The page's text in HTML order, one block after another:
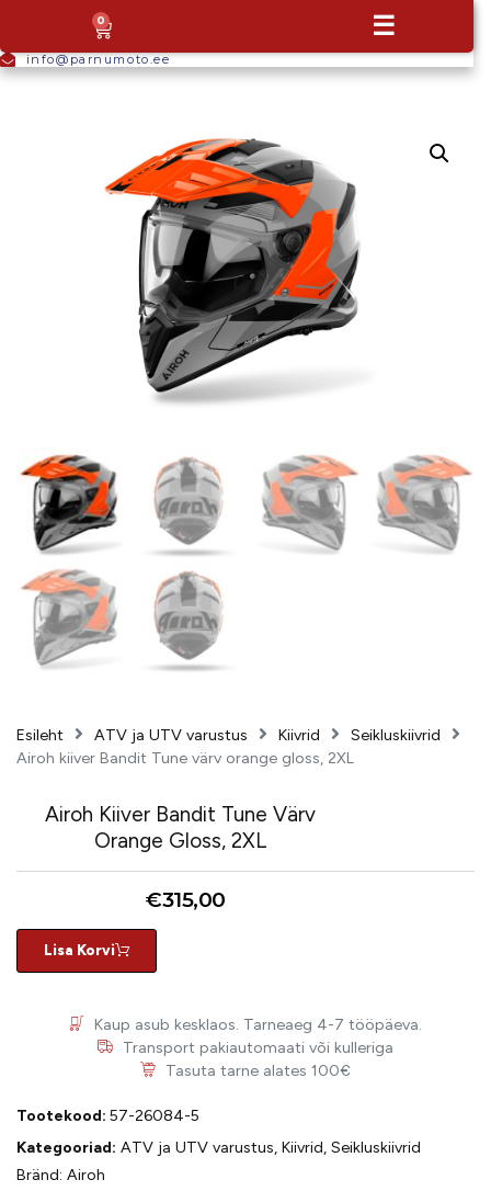
info@parnumoto.ee
0 ☰
Esileht ATV ja UTV varustus Kiivrid
Seikluskiivrid
Airoh kiiver Bandit Tune värv orange gloss, 2XL
Airoh Kiiver Bandit Tune Värv
Orange Gloss, 2XL
€315,00
Lisa Korvi
Kaup asub kesklaos. Tarneaeg 4-7 tööpäeva.
Transport pakiautomaati või kulleriga
Tasuta tarne alates 100€
Tootekood: 57-26084-5
Kategooriad: ATV ja UTV varustus, Kiivrid, Seikluskiivrid
Bränd: Airoh